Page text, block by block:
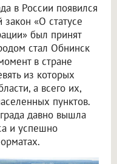
в России появился
«О статусе
был принят
стал Обнинск
в стране
из которых
а всего их,
пунктов.
давно вышла
и успешно